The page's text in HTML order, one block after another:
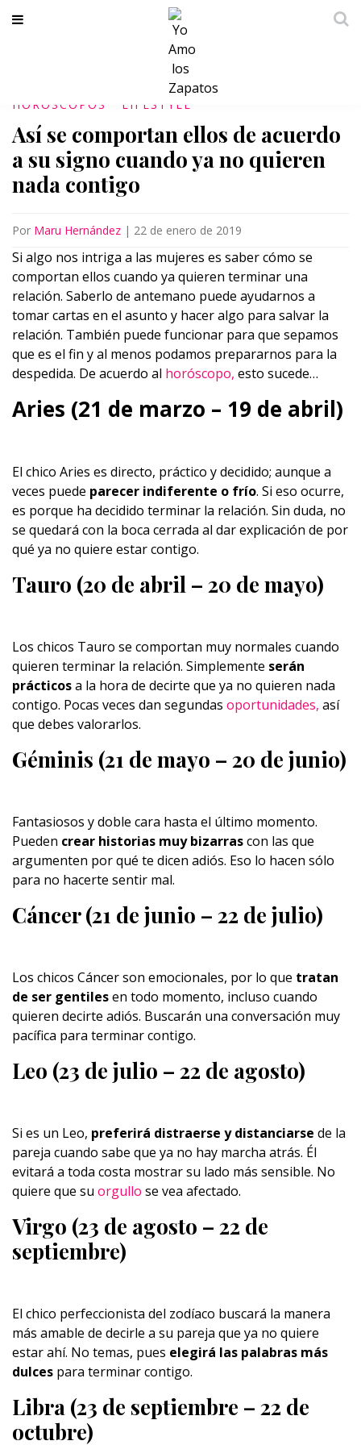
HOROSCOPOS LIFESTYLE
Así se comportan ellos de acuerdo
a su signo cuando ya no quieren
nada contigo
Por Maru Hernández | 22 de enero de 2019
Si algo nos intriga a las mujeres es saber cómo se
comportan ellos cuando ya quieren terminar una
relación. Saberlo de antemano puede ayudarnos a
tomar cartas en el asunto y hacer algo para salvar la
relación. También puede funcionar para que sepamos
que es el fin y al menos podamos prepararnos para la
despedida. De acuerdo al horóscopo, esto sucede…
Aries (21 de marzo – 19 de abril)
El chico Aries es directo, práctico y decidido; aunque a
veces puede parecer indiferente o frío. Si eso ocurre,
es porque ha decidido terminar la relación. Sin duda, no
se quedará con la boca cerrada al dar explicación de por
qué ya no quiere estar contigo.
Tauro (20 de abril – 20 de mayo)
Los chicos Tauro se comportan muy normales cuando
quieren terminar la relación. Simplemente serán
prácticosa la hora de decirte que ya no quieren nada
contigo. Pocas veces dan segundas oportunidades, así
que debes valorarlos.
Géminis (21 de mayo – 20 de junio)
Fantasiosos y doble cara hasta el último momento.
Pueden crear historias muy bizarrascon las que
argumenten por qué te dicen adiós. Eso lo hacen sólo
para no hacerte sentir mal.
Cáncer (21 de junio – 22 de julio)
Los chicos Cáncer son emocionales, por lo que tratan
de ser gentilesen todo momento, incluso cuando
quieren decirte adiós. Buscarán una conversación muy
pacífica para terminar contigo.
Leo (23 de julio – 22 de agosto)
Si es un Leo, preferirá distraerse y distanciarse de la
pareja cuando sabe que ya no hay marcha atrás. Él
evitará a toda costa mostrar su lado más sensible. No
quiere que su orgullo se vea afectado.
Virgo (23 de agosto – 22 de
septiembre)
El chico perfeccionista del zodíaco buscará la manera
más amable de decirle a su pareja que ya no quiere
estar ahí. No temas, pues elegirá las palabras más
dulces para terminar contigo.
Libra (23 de septiembre – 22 de
octubre)